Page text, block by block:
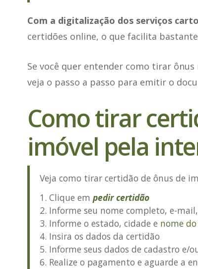
Com a digitalização dos serviços
certidões online, o que facilita
Se você quer entender como tirar
veja o passo a passo para emitir o
Como tirar
imóvel pela
Veja como tirar certidão de ônus de
Clique em pedir certidão
Informe seu nome completo, e-
Informe o estado, cidade e nome
Insira os dados da certidão
Informe seus dados de cadastro e/
Realize o pagamento e aguarde a